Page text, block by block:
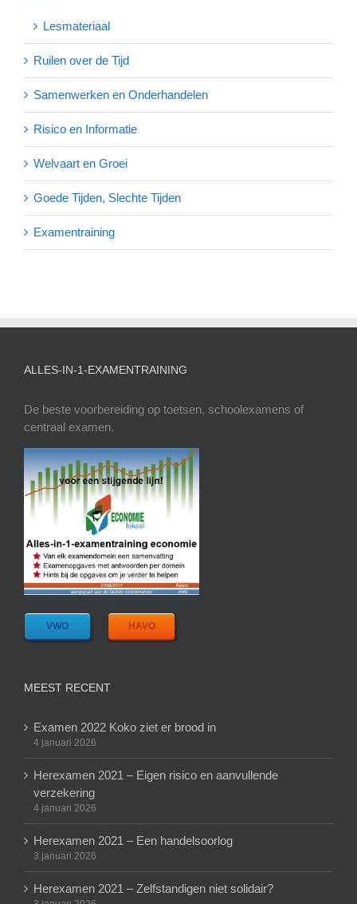
Lesmateriaal
Ruilen over de Tijd
Samenwerken en Onderhandelen
Risico en Informatie
Welvaart en Groei
Goede Tijden, Slechte Tijden
Examentraining
ALLES-IN-1-EXAMENTRAINING
De beste voorbereiding op toetsen, schoolexamens of
centraal examen.
VWO HAVO
MEEST RECENT
Examen 2022 Koko ziet er brood in
4 januari 2026
Herexamen 2021 – Eigen risico en aanvullende
verzekering
4 januari 2026
Herexamen 2021 – Een handelsoorlog
3 januari 2026
Herexamen 2021 – Zelfstandigen niet solidair?